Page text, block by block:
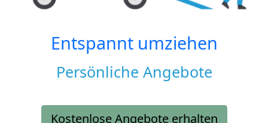
Entspannt umziehen
Persönliche Angebote
Kostenlose Angebote erhalten